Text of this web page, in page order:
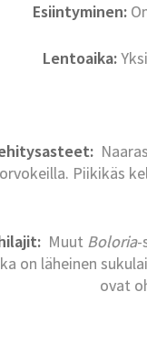
Esiintyminen:
Lentoaika:
orvokeilla. Piikikäs
Muut Boloria-
on läheinen
ovat